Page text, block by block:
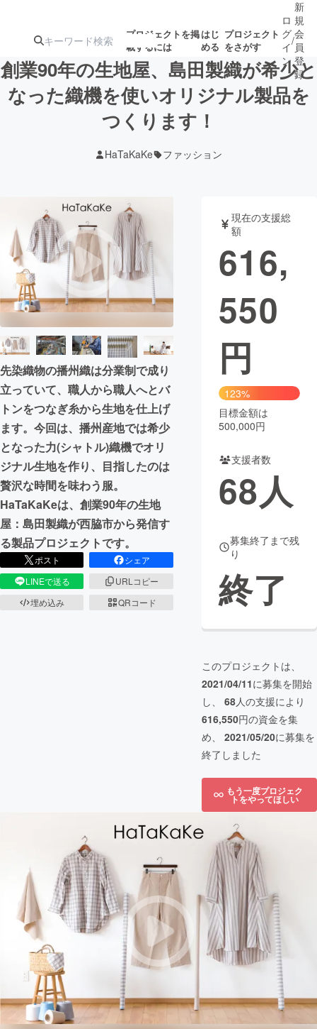
プロジェクトを掲
載するには
はじ
める
プロジェクト
をさがす
注目の新着プロ
ジェクト
募集終了が近いプ
ロジェクト
テクノロジー・ガジェット
映像・映画 書籍・雑誌
ビジネス・起業 チャレンジ
まちづくり・地域活性化
CAMPFIRE for Social Good
CAMPFIRE Creation
CAMPFIREふるさと納税machi-ya コミュニティ
ロ
グ
イ
ン
/
新
規
会
員
登
録
創業90年の生地屋、島田製織が希少と
なった織機を使いオリジナル製品を
つくります！
HaTaKaKe ファッション
先染織物の播州織は分業制で成り
立っていて、職人から職人へとバ
トンをつなぎ糸から生地を仕上げ
ます。今回は、播州産地では希少
となった力(シャトル)織機でオリ
ジナル生地を作り、目指したのは
贅沢な時間を味わう服。
HaTaKaKeは、創業90年の生地
屋：島田製織が西脇市から発信す
る製品プロジェクトです。
ポスト
シェア
LINEで送る
URLコピー
埋め込み
QRコード
現在の支援総
額
616,
550
円
123%
目標金額は
500,000円
支援者数
68人
募集終了まで残
り
終了
このプロジェクトは、
2021/04/11に募集を開始
し、 68人の支援により
616,550円の資金を集
め、 2021/05/20に募集を
終了しました
もう一度プロジェク
トをやってほしい